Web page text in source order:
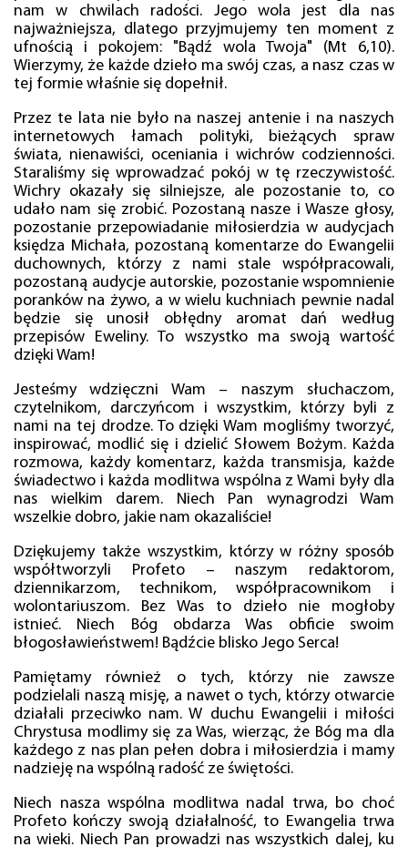
nam w chwilach radości. Jego wola jest dla nas
najważniejsza, dlatego przyjmujemy ten moment z
ufnością i pokojem: "Bądź wola Twoja" (Mt 6,10).
Wierzymy, że każde dzieło ma swój czas, a nasz czas w
tej formie właśnie się dopełnił.
Przez te lata nie było na naszej antenie i na naszych
internetowych łamach polityki, bieżących spraw
świata, nienawiści, oceniania i wichrów codzienności.
Staraliśmy się wprowadzać pokój w tę rzeczywistość.
Wichry okazały się silniejsze, ale pozostanie to, co
udało nam się zrobić. Pozostaną nasze i Wasze głosy,
pozostanie przepowiadanie miłosierdzia w audycjach
księdza Michała, pozostaną komentarze do Ewangelii
duchownych, którzy z nami stale współpracowali,
pozostaną audycje autorskie, pozostanie wspomnienie
poranków na żywo, a w wielu kuchniach pewnie nadal
będzie się unosił obłędny aromat dań według
przepisów Eweliny. To wszystko ma swoją wartość
dzięki Wam!
Jesteśmy wdzięczni Wam – naszym słuchaczom,
czytelnikom, darczyńcom i wszystkim, którzy byli z
nami na tej drodze. To dzięki Wam mogliśmy tworzyć,
inspirować, modlić się i dzielić Słowem Bożym. Każda
rozmowa, każdy komentarz, każda transmisja, każde
świadectwo i każda modlitwa wspólna z Wami były dla
nas wielkim darem. Niech Pan wynagrodzi Wam
wszelkie dobro, jakie nam okazaliście!
Dziękujemy także wszystkim, którzy w różny sposób
współtworzyli Profeto – naszym redaktorom,
dziennikarzom, technikom, współpracownikom i
wolontariuszom. Bez Was to dzieło nie mogłoby
istnieć. Niech Bóg obdarza Was obficie swoim
błogosławieństwem! Bądźcie blisko Jego Serca!
Pamiętamy również o tych, którzy nie zawsze
podzielali naszą misję, a nawet o tych, którzy otwarcie
działali przeciwko nam. W duchu Ewangelii i miłości
Chrystusa modlimy się za Was, wierząc, że Bóg ma dla
każdego z nas plan pełen dobra i miłosierdzia i mamy
nadzieję na wspólną radość ze świętości.
Niech nasza wspólna modlitwa nadal trwa, bo choć
Profeto kończy swoją działalność, to Ewangelia trwa
na wieki. Niech Pan prowadzi nas wszystkich dalej, ku